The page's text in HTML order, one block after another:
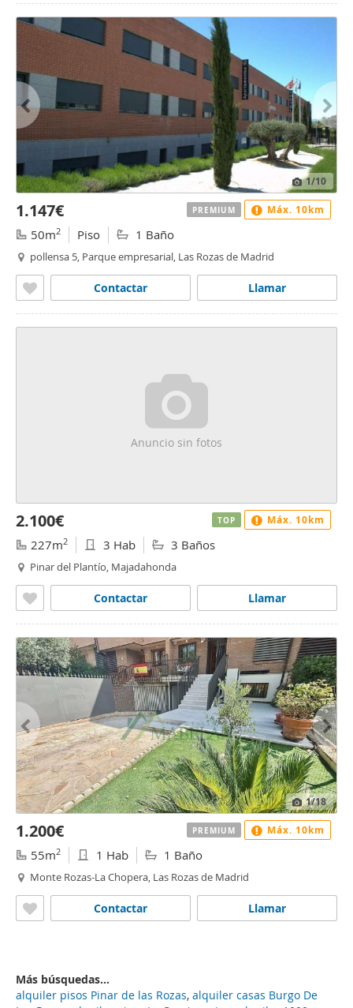
1/10
1.147€
50m2 Piso 1 Baño
pollensa 5, Parque empresarial, Las Rozas de Madrid
Llamar
Contactar
PREMIUM Máx. 10km
Anuncio sin fotos
2.100€
227m2 3 Hab 3 Baños
Pinar del Plantío, Majadahonda
Llamar
Contactar
TOP Máx. 10km
1/18
1.200€
55m2 1 Hab 1 Baño
Monte Rozas-La Chopera, Las Rozas de Madrid
Llamar
Contactar
PREMIUM Máx. 10km
Más búsquedas...
alquiler pisos Pinar de las Rozas, alquiler casas Burgo De